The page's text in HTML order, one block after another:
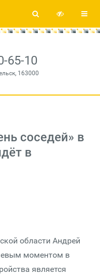
65-10
163000
соседей» в
в
области Андрей
моментом в
является